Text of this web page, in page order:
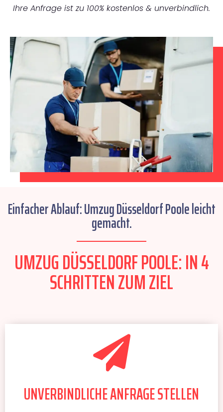
Ihre Anfrage ist zu 100% kostenlos & unverbindlich.
Einfacher Ablauf: Umzug Düsseldorf Poole leicht
gemacht.
UMZUG DÜSSELDORF POOLE: IN 4
SCHRITTEN ZUM ZIEL
UNVERBINDLICHE ANFRAGE STELLEN